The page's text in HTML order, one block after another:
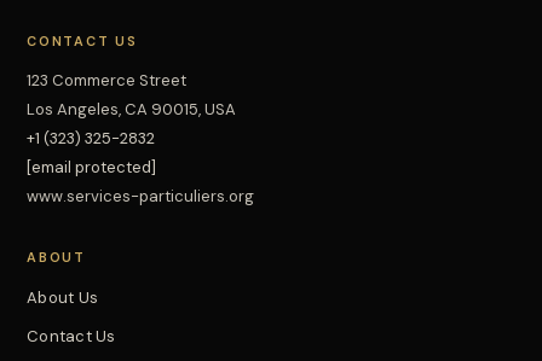
CONTACT US
123 Commerce Street
Los Angeles, CA 90015, USA
+1 (323) 325-2832
[email protected]
www.services-particuliers.org
ABOUT
About Us
Contact Us